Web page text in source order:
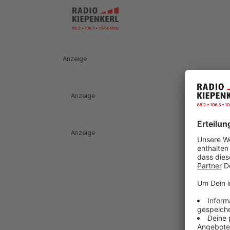
Anzeige
Anzeige
Anzeige